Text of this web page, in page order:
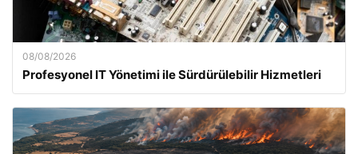
08/08/2026
Profesyonel IT Yönetimi ile Sürdürülebilir Hizmetleri